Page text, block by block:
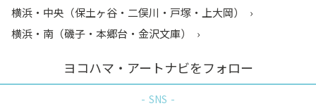
横浜・中央（保土ヶ谷・二俣川・戸塚・上大岡）
横浜・南（磯子・本郷台・金沢文庫）
ヨコハマ・アートナビをフォロー
SNS